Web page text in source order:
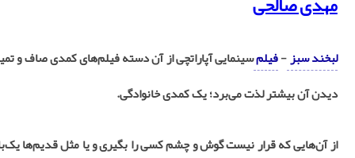
لبخند سبز-فیلمسینمایی آپاراتچی از آن دسته فیلم‌های کمدی صاف و
دیدن آن بیشتر لذت می‌برد؛ یک کمدی خانوادگی.
از آن‌هایی که قرار نیست گوش و چشم کسی را بگیری و یا مثل قدیم‌ها